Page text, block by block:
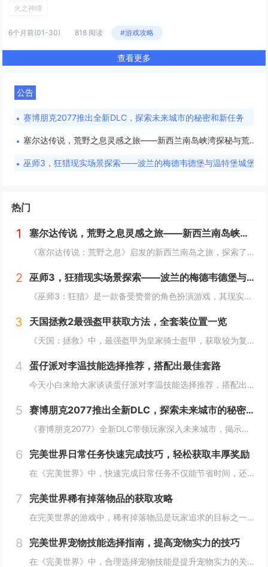
火之神瞳
6个月前(01-30) 818 阅读 #游戏攻略
查看更多
公告
赛博朋克2077推出全新DLC，探索未来城市的秘密和新任务
塞尔达传说，荒野之息灵感之旅——新西兰南岛峡湾探秘与荒野生存体验
巫师3，狂猎现实场景探索——波兰的梅德韦德堡与温特堡城堡的奇幻之旅
热门
1 塞尔达传说，荒野之息灵感之旅——新西兰南岛峡湾探秘与荒野生存体验
《塞尔达传说：荒野之息》启发的新西兰南岛之旅，探索了其壮丽的自然风光与荒野生存体验。在峡湾国家公园，你将亲历游戏般的奇妙景色，从镜面般的湖泊、雄伟的山脉到神秘的森林，每一处都仿佛是游戏中的场景再现。你可以参与野外生存活动，学习采集、搭建庇护...
2 巫师3，狂猎现实场景探索——波兰的梅德韦德堡与温特堡城堡的奇幻之旅
《巫师3：狂猎》是一款备受赞誉的角色扮演游戏，其现实中的灵感来源之一是波兰的梅德韦德堡和温特堡城堡。这两处地点以其独特的中世纪建筑风格和壮丽的自然风光，为游戏营造了奇幻而真实的背景。梅德韦德堡位于波兰南部，拥有悠久的历史和神秘氛围；而温特堡...
3 天国拯救2最强盔甲获取方法，全套装位置一览
《天国：拯救》中，最强盔甲为皇家骑士盔甲，获取较为复杂。首先需完成“皇家侍卫”任务线，帮助亨利成为国王的私人护卫。之后，在王宫内找到盔甲的具体位置，通常藏于密室或特定房间。完成相关任务后，玩家可获得这套顶级装备，大幅提升防御力和战斗能力。游...
4 蛋仔派对李温技能选择推荐，搭配出最佳套路
今天小白来给大家谈谈蛋仔派对李温技能选择推荐，搭配出最佳套路，以及蛋仔派对攻略对应的知识点，希望对大家有所帮助，不要忘了收藏本站呢今天给各位分享蛋仔派对李温技能选择推荐，搭配出最佳套路的知识，其中也会对蛋仔派对攻略进行解释，如果能碰巧解决你...
5 赛博朋克2077推出全新DLC，探索未来城市的秘密和新任务
《赛博朋克2077》全新DLC带领玩家深入未来城市，揭示隐藏的秘密并开启一系列新任务。在这一扩展内容中，玩家将有机会探索更多未知区域，体验丰富多彩的剧情，与全新角色互动，进一步丰富游戏世界的沉浸感与可玩性。今天小白来给大家谈谈《赛博朋克20...
6 完美世界日常任务快速完成技巧，轻松获取丰厚奖励
在《完美世界》中，快速完成日常任务不仅能节省时间，还能确保玩家获得丰厚的奖励。合理规划任务路线，优先选择高经验值和金币奖励的任务。利用双倍经验时间进行任务，可以事半功倍。组队完成任务效率更高，特别是对于需要击败强大敌人的任务。不要忘记使用游...
7 完美世界稀有掉落物品的获取攻略
在完美世界的游戏中，稀有掉落物品是玩家追求的目标之一。这些物品通常只能通过特定的活动、副本或怪物获得，且掉落率极低。为了提高获取几率，玩家可以组队参与高难度副本，多次挑战以增加机会；参加限时活动，如节日庆典和特殊任务，这些活动往往会有额外奖...
8 完美世界宠物技能选择指南，提高宠物实力的技巧
在《完美世界》中，合理选择宠物技能是提升宠物实力的关键。优先考虑增强宠物基础属性的技能，如攻击、防御和生命值。根据宠物类型和定位，选择合适的主动或被动技能，如控制、辅助或输出技能。利用宠物技能书升级技能等级，以及通过宠物合成功能优化技能组合...